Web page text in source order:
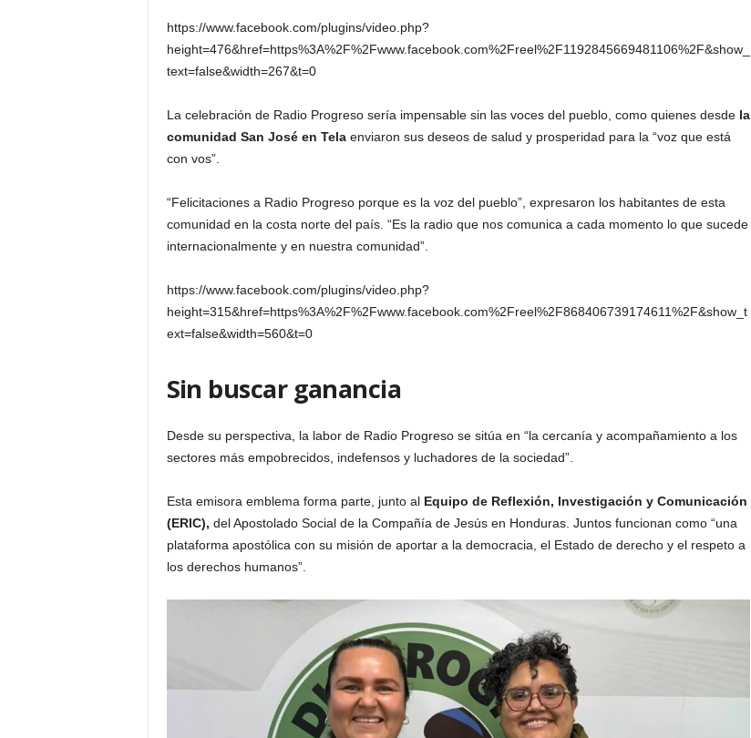
https://www.facebook.com/plugins/video.php?
height=476&href=https%3A%2F%2Fwww.facebook.com%2Freel%2F1192845669481106%2F&show_
text=false&width=267&t=0
La celebración de Radio Progreso sería impensable sin las voces del pueblo, como quienes desde la
comunidad San José en Telaenviaron sus deseos de salud y prosperidad para la “voz que está
con vos”.
“Felicitaciones a Radio Progreso porque es la voz del pueblo”, expresaron los habitantes de esta
comunidad en la costa norte del país. “Es la radio que nos comunica a cada momento lo que sucede
internacionalmente y en nuestra comunidad”.
https://www.facebook.com/plugins/video.php?
height=315&href=https%3A%2F%2Fwww.facebook.com%2Freel%2F868406739174611%2F&show_t
ext=false&width=560&t=0
Sin buscar ganancia
Desde su perspectiva, la labor de Radio Progreso se sitúa en “la cercanía y acompañamiento a los
sectores más empobrecidos, indefensos y luchadores de la sociedad”.
Esta emisora emblema forma parte, junto alEquipo de Reflexión, Investigación y Comunicación
(ERIC), del Apostolado Social de la Compañía de Jesús en Honduras. Juntos funcionan como “una
plataforma apostólica con su misión de aportar a la democracia, el Estado de derecho y el respeto a
los derechos humanos”.